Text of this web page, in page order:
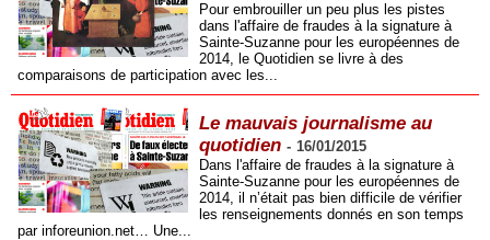
Pour embrouiller un peu plus les pistes
dans l'affaire de fraudes à la signature à
Sainte-Suzanne pour les européennes de
2014, le Quotidien se livre à des
comparaisons de participation avec les...
Le mauvais journalisme au
quotidien - 16/01/2015
Dans l'affaire de fraudes à la signature à
Sainte-Suzanne pour les européennes de
2014, il n’était pas bien difficile de vérifier
les renseignements donnés en son temps
par inforeunion.net… Une...